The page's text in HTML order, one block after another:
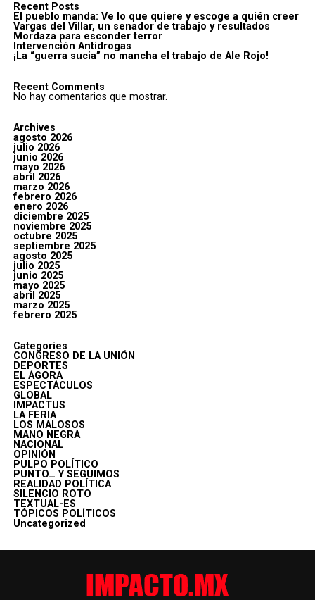
Recent Posts
El pueblo manda: Ve lo que quiere y escoge a quién creer
Vargas del Villar, un senador de trabajo y resultados
Mordaza para esconder terror
Intervención Antidrogas
¡La “guerra sucia” no mancha el trabajo de Ale Rojo!
Recent Comments
No hay comentarios que mostrar.
Archives
agosto 2026
julio 2026
junio 2026
mayo 2026
abril 2026
marzo 2026
febrero 2026
enero 2026
diciembre 2025
noviembre 2025
octubre 2025
septiembre 2025
agosto 2025
julio 2025
junio 2025
mayo 2025
abril 2025
marzo 2025
febrero 2025
Categories
CONGRESO DE LA UNIÓN
DEPORTES
EL ÁGORA
ESPECTÁCULOS
GLOBAL
IMPACTUS
LA FERIA
LOS MALOSOS
MANO NEGRA
NACIONAL
OPINIÓN
PULPO POLÍTICO
PUNTO… Y SEGUIMOS
REALIDAD POLÍTICA
SILENCIO ROTO
TEXTUAL-ES
TÓPICOS POLÍTICOS
Uncategorized